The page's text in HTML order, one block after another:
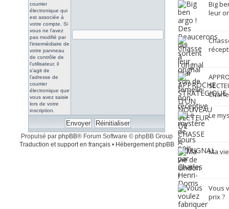
courrier
électronique qui
est associée à
votre compte. Si
vous ne l’avez
pas modifié par
l’intermédiaire de
votre panneau
de contrôle de
l’utilisateur, il
s’agit de
l’adresse de
courrier
électronique que
vous avez saisie
lors de votre
inscription.
Propulsé par phpBB® Forum Software © phpBB Group
Traduction et support en français• Hébergement phpBB
Big
leur
Le
Ma
Vous
prix ?